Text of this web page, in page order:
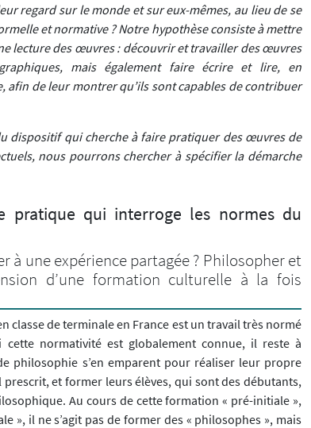
regard sur le monde et sur eux-mêmes, au lieu de se
et normative ? Notre hypothèse consiste à mettre
lecture des œuvres : découvrir et travailler des œuvres
mais également faire écrire et lire, en
de leur montrer qu’ils sont capables de contribuer
dispositif qui cherche à faire pratiquer des œuvres de
nous pourrons chercher à spécifier la démarche
pratique qui interroge les normes du
à une expérience partagée ? Philosopher et
d’une formation culturelle à la fois
classe de terminale en France est un travail très normé
cette normativité est globalement connue, il reste à
philosophie s’en emparent pour réaliser leur propre
et former leurs élèves, qui sont des débutants,
Au cours de cette formation « pré-initiale »,
», il ne s’agit pas de former des « philosophes », mais